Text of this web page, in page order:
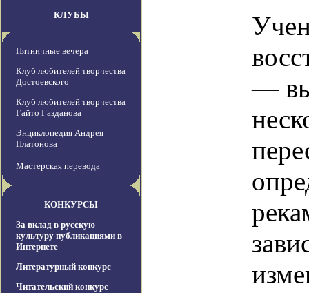
КЛУБЫ
Пятничные вечера
Клуб любителей творчества
Достоевского
Клуб любителей творчества
Гайто Газданова
Энциклопедия Андрея
Платонова
Мастерская перевода
КОНКУРСЫ
За вклад в русскую
культуру публикациями в
Интернете
Литературный конкурс
Читательский конкурс
—